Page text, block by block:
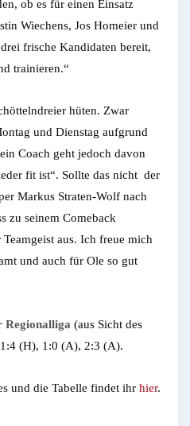
ob es für einen Einsatz
Wiechens, Jos Homeier und
frische Kandidaten bereit,
trainieren.“
hüten. Zwar
und Dienstag aufgrund
Coach geht jedoch davon
fit ist“. Sollte das nicht der
Markus Straten-Wolf nach
zu seinem Comeback
aus. Ich freue mich
und auch für Ole so gut
Regionalliga (aus Sicht des
(H), 1:0 (A), 2:3 (A).
und die Tabelle findet ihr hier.